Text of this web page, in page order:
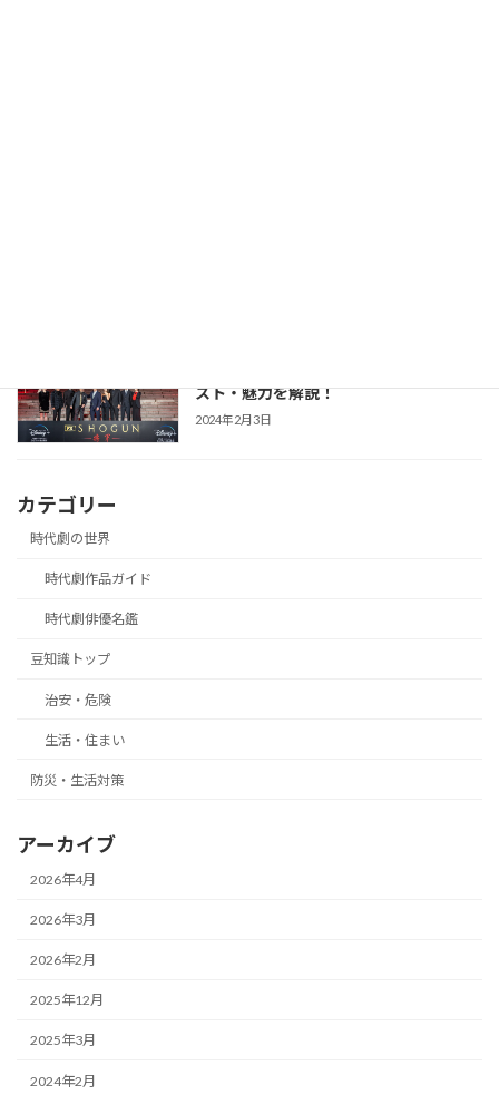
スト・魅力を解説！
2024年2月3日
カテゴリー
時代劇の世界
時代劇作品ガイド
時代劇俳優名鑑
豆知識トップ
治安・危険
生活・住まい
防災・生活対策
アーカイブ
2026年4月
2026年3月
2026年2月
2025年12月
2025年3月
2024年2月